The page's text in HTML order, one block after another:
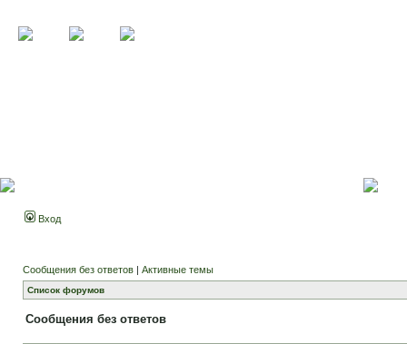
Вход
Сообщения без ответов | Активные темы
Список форумов
Сообщения без ответов